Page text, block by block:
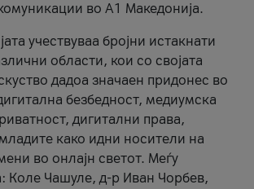
во А1 Македонија.
учествуваа бројни истакнати
области, кои со својата
дадоа значаен придонес во
безбедност, медиумска
дигитални права,
како идни носители на
во онлајн светот. Меѓу
Коле Чашуле, д-р Иван Чорбев,